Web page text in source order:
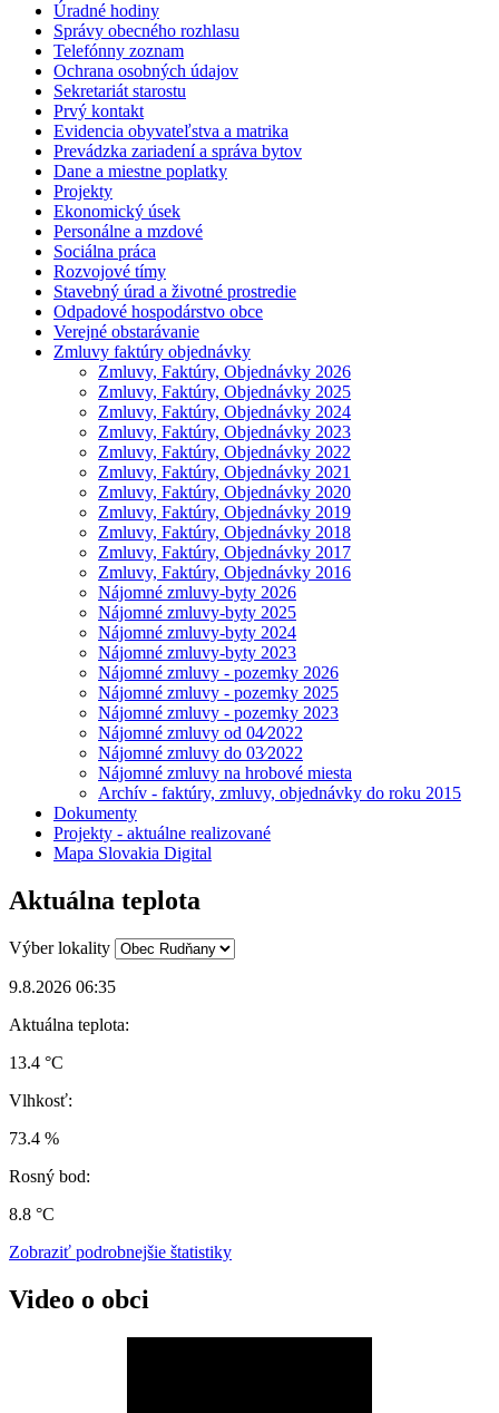
Úradné hodiny
Správy obecného rozhlasu
Telefónny zoznam
Ochrana osobných údajov
Sekretariát starostu
Prvý kontakt
Evidencia obyvateľstva a matrika
Prevádzka zariadení a správa bytov
Dane a miestne poplatky
Projekty
Ekonomický úsek
Personálne a mzdové
Sociálna práca
Rozvojové tímy
Stavebný úrad a životné prostredie
Odpadové hospodárstvo obce
Verejné obstarávanie
Zmluvy faktúry objednávky
Zmluvy, Faktúry, Objednávky 2026
Zmluvy, Faktúry, Objednávky 2025
Zmluvy, Faktúry, Objednávky 2024
Zmluvy, Faktúry, Objednávky 2023
Zmluvy, Faktúry, Objednávky 2022
Zmluvy, Faktúry, Objednávky 2021
Zmluvy, Faktúry, Objednávky 2020
Zmluvy, Faktúry, Objednávky 2019
Zmluvy, Faktúry, Objednávky 2018
Zmluvy, Faktúry, Objednávky 2017
Zmluvy, Faktúry, Objednávky 2016
Nájomné zmluvy-byty 2026
Nájomné zmluvy-byty 2025
Nájomné zmluvy-byty 2024
Nájomné zmluvy-byty 2023
Nájomné zmluvy - pozemky 2026
Nájomné zmluvy - pozemky 2025
Nájomné zmluvy - pozemky 2023
Nájomné zmluvy od 04⁄2022
Nájomné zmluvy do 03⁄2022
Nájomné zmluvy na hrobové miesta
Archív - faktúry, zmluvy, objednávky do roku 2015
Dokumenty
Projekty - aktuálne realizované
Mapa Slovakia Digital
Aktuálna teplota
Výber lokality
9.8.2026 06:35
Aktuálna teplota:
13.4 °C
Vlhkosť:
73.4 %
Rosný bod:
8.8 °C
Zobraziť podrobnejšie štatistiky
Video o obci